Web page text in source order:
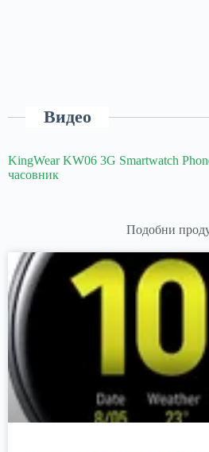
Видео
KingWear KW06 3G Smartwatch
часовник
Подобни